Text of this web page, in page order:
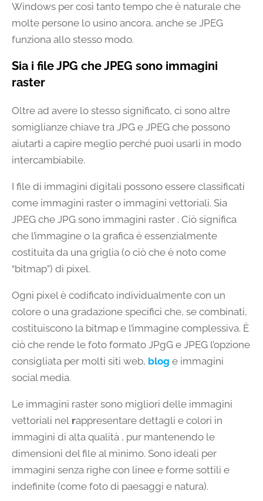
Windows per così tanto tempo che è naturale che
molte persone lo usino ancora, anche se JPEG
funziona allo stesso modo.
Sia i file JPG che JPEG sono immagini
raster
Oltre ad avere lo stesso significato, ci sono altre
somiglianze chiave tra JPG e JPEG che possono
aiutarti a capire meglio perché puoi usarli in modo
intercambiabile.
I file di immagini digitali possono essere classificati
come immagini raster o immagini vettoriali. Sia
JPEG che JPG sono immagini raster . Ciò significa
che l’immagine o la grafica è essenzialmente
costituita da una griglia (o ciò che è noto come
“bitmap”) di pixel.
Ogni pixel è codificato individualmente con un
colore o una gradazione specifici che, se combinati,
costituiscono la bitmap e l’immagine complessiva. È
ciò che rende le foto formato JPgG e JPEG l’opzione
consigliata per molti siti web, blog e immagini
social media.
Le immagini raster sono migliori delle immagini
vettoriali nel rappresentare dettagli e colori in
immagini di alta qualità , pur mantenendo le
dimensioni del file al minimo. Sono ideali per
immagini senza righe con linee e forme sottili e
indefinite (come foto di paesaggi e natura).